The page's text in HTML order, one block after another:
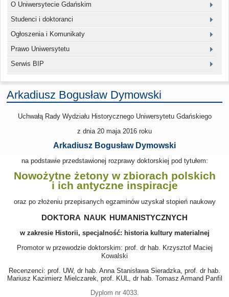
O Uniwersytecie Gdańskim
Studenci i doktoranci
Ogłoszenia i Komunikaty
Prawo Uniwersytetu
Serwis BIP
Arkadiusz Bogusław Dymowski
Uchwałą Rady Wydziału Historycznego Uniwersytetu Gdańskiego
z dnia 20 maja 2016 roku
Arkadiusz Bogusław Dymowski
na podstawie przedstawionej rozprawy doktorskiej pod tytułem:
Nowożytne żetony w zbiorach polskich
i ich antyczne inspiracje
oraz po złożeniu przepisanych egzaminów uzyskał stopień naukowy
doktora nauk humanistycznych
w zakresie Historii, specjalność: historia kultury materialnej
Promotor w przewodzie doktorskim: prof. dr hab. Krzysztof Maciej
Kowalski
Recenzenci: prof. UW, dr hab. Anna Stanisława Sieradzka, prof. dr hab.
Mariusz Kazimierz Mielczarek, prof. KUL, dr hab. Tomasz Armand Panfil
Dyplom nr 4033.